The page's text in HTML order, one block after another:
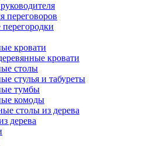
переговоров
кровати
кровати
столы
стулья и табуреты
тумбы
комоды
столы из дерева
дерева